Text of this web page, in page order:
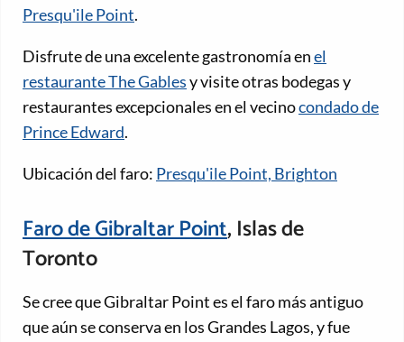
Presqu'ile Point.
Disfrute de una excelente gastronomía enel
restaurante The Gablesy visite otras bodegas y
restaurantes excepcionales en el vecinocondado de
Prince Edward.
Ubicación del faro: Presqu'ile Point, Brighton
Faro de Gibraltar Point, Islas de
Toronto
Se cree que Gibraltar Point es el faro más antiguo
que aún se conserva en los Grandes Lagos, y fue